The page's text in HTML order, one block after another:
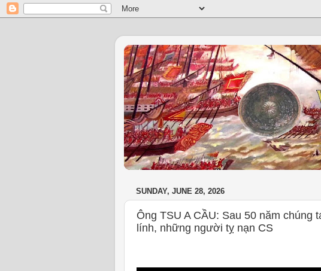
SUNDAY, JUNE 28, 2026
Ông TSU A CẦU: Sau 50 năm chúng
lính, những người tỵ nạn CS